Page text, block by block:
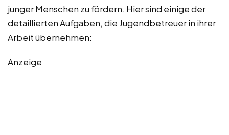
junger Menschen zu fördern. Hier sind einige der
detaillierten Aufgaben, die Jugendbetreuer in ihrer
Arbeit übernehmen:
Anzeige